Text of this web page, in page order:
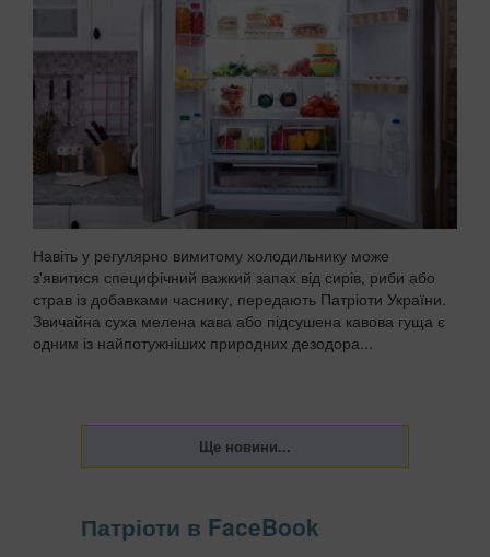
Навіть у регулярно вимитому холодильнику може
з'явитися специфічний важкий запах від сирів, риби або
страв із добавками часнику, передають Патріоти України.
Звичайна суха мелена кава або підсушена кавова гуща є
одним із найпотужніших природних дезодора...
Патріоти в FaceBook